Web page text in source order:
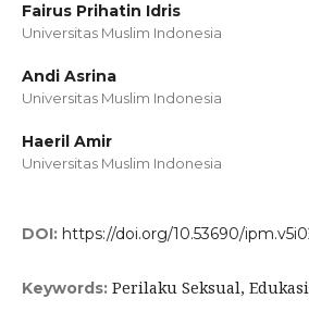
Fairus Prihatin Idris
Universitas Muslim Indonesia
Andi Asrina
Universitas Muslim Indonesia
Haeril Amir
Universitas Muslim Indonesia
DOI: https://doi.org/10.53690/
Keywords: Perilaku Seksual,